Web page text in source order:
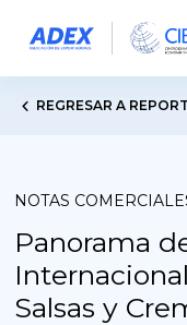
REGRESAR A
NOTAS
Panorama
Salsas y